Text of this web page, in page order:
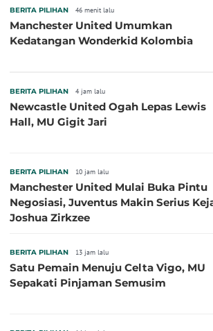
BERITA PILIHAN 46 menit lalu
Manchester United Umumkan
Kedatangan Wonderkid Kolombia
BERITA PILIHAN 4 jam lalu
Newcastle United Ogah Lepas Lewis
Hall, MU Gigit Jari
BERITA PILIHAN 10 jam lalu
Manchester United Mulai Buka Pintu
Negosiasi, Juventus Makin Serius
Joshua Zirkzee
BERITA PILIHAN 13 jam lalu
Satu Pemain Menuju Celta Vigo, MU
Sepakati Pinjaman Semusim